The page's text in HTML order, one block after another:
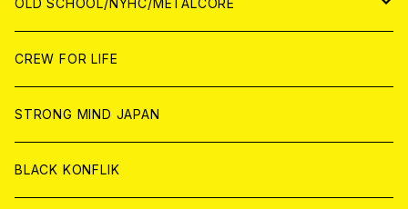
ANALOG
ANALOG
CD
ANALOG
CD
ANALOG
WORLD
CD
ANALOG
OLD SCHOOL/NYHC/METALCORE
JAPAN
CD
ANALOG
WORLD
CD
CREW FOR LIFE
STRONG MIND JAPAN
BLACK KONFLIK